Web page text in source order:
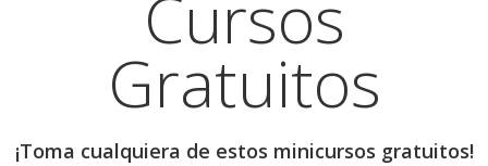
Cursos
Gratuitos
¡Toma cualquiera de estos minicursos gratuitos!